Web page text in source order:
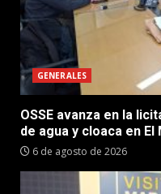
GENERALES
OSSE avanza en la
de agua y cloaca en El
6 de agosto de 2026